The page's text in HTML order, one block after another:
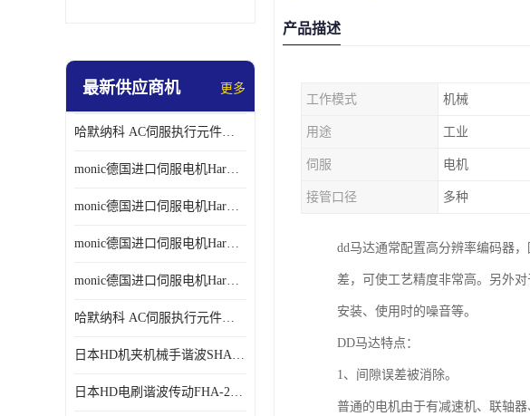
最新供应商机 更多
哈默纳科 AC伺服执行元件扁平型SHA系列 议价
monic德国进口伺服电机Har中国总代理单价
monic德国进口伺服电机Har中国总代理代理
monic德国进口伺服电机Har中国总代理公司
monic德国进口伺服电机Har中国总代理供应
哈默纳科 AC伺服执行元件扁平型SHA系列
日本HD机夹机械手谐波SHA32A120CG-B12B
日本HD电刷谐波传动FHA-25C-50-E250-C
产品描述
工作模式 机械
用途 工业
伺服 电机
接管口径 多种
dd马达通常配置高分辨率编码器
差，可使工艺精度非常高。另外
安装、使用时的噪音等。
DD马达特点：
1、间隙误差被消除。
普通的电机由于有减速机、联轴